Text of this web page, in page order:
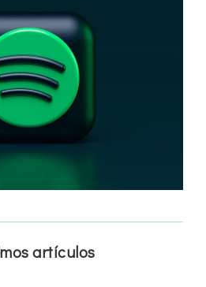
artículos